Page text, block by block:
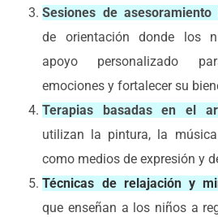
Sesiones de asesoramiento
de orientación donde los
apoyo personalizado
emociones y fortalecer su
Terapias basadas en el
utilizan la pintura, la
como medios de expresión y
Técnicas de relajación y
que enseñan a los niños a